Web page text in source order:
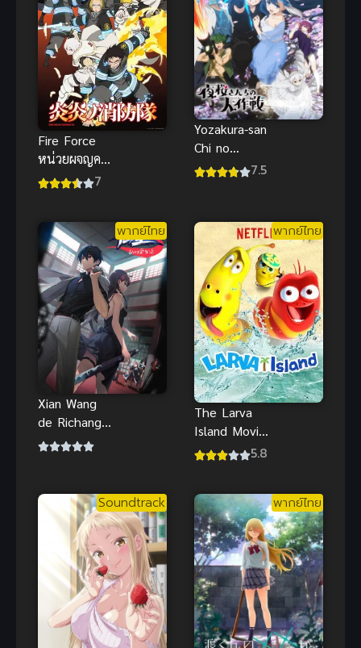
Fire Force
หน่วยผจญคน
ไฟลุก ภาค 1
7
Yozakura-san
Chi no
Daisakusen7.5
พากย์ไทย
Xian Wang
de Richang
Shenghuo 3
เซียน ภาค 3
Xian Wang
de Richang
Shenghuo 3
ชีวิตประจำวัน
ของราชาแห่ง
เซียน ภาค 3
พากย์ไทย
The Larva
Island Movie
ลาร์วาผจญภัย
มูฟวี่ พากย์
ไทย
5.8
Soundtrack พากย์ไทย